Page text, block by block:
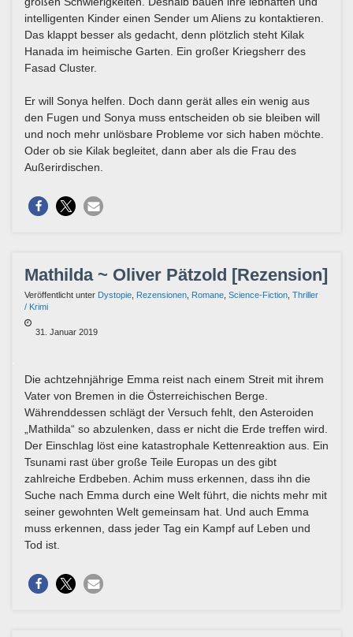
intelligenten Kinder einen Sender um Aliens zu kontaktieren.
Das klappt besser als gedacht, denn plötzlich steht Kilak
Hanada im heimische Garten. Ein großer Kriegsherr des
Fasad Cluster.
Er will Sonya helfen. Doch dann gerät alles ein wenig aus
den Fugen und Sonya muss entscheiden ob sie bleiben will
und noch mehr unlösbare Probleme vor sich haben möchte.
Oder ob sie Kilak begleitet, dann aber als die Frau des
Außerirdischen.
Mathilda ~ Oliver Pätzold [Rezension]
Veröffentlicht unter Dystopie Rezensionen Romane Science-Fiction Thriller
/ Krimi
31. Januar 2019
Die achtzehnjährige Emma reist nach einem Streit mit ihrem
Vater von Bremen in die Österreichischen Berge.
Währenddessen schlägt der Versuch fehlt, den Asteroiden
„Mathilda“ so abzulenken, dass er nicht die Erde treffen wird.
Der Einschlag löst eine katastrophale Kettenreaktion aus. Ein
Tsunami rast über große Teile Europas un des gibt
zahlreiche Erdbeben. Achim muss erkennen, dass ihn die
Suche nach Emma durch eine Welt führt, die nichts mehr mit
seiner gewohnten Welt gemeinsam hat. Und auch Emma
muss erkennen, dass jeder Tag ein Kampf auf Leben und
Tod ist.